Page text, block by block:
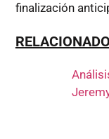
finalización